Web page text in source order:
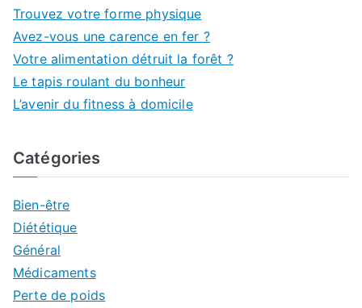
Trouvez votre forme physique
Avez-vous une carence en fer ?
Votre alimentation détruit la forêt ?
Le tapis roulant du bonheur
L’avenir du fitness à domicile
Catégories
Bien-être
Diététique
Général
Médicaments
Perte de poids